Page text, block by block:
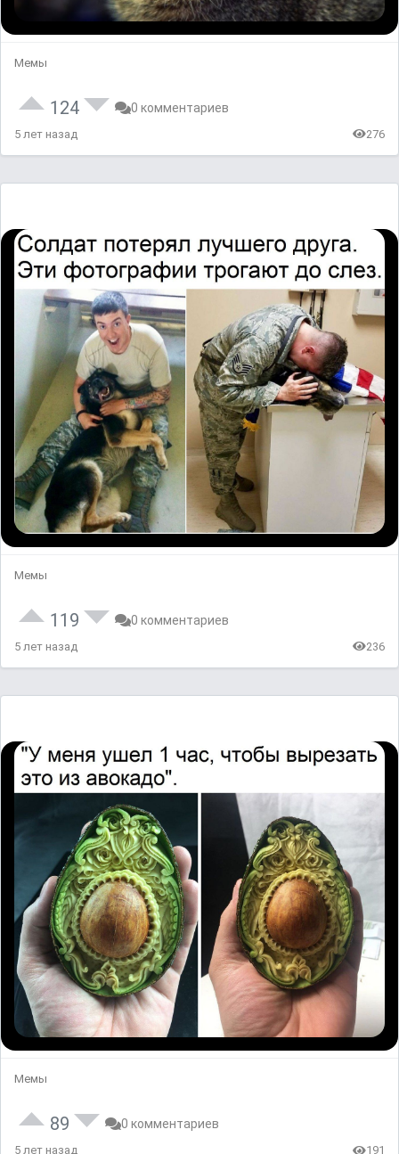
Мемы
124 0 комментариев
5 лет назад 276
Мемы
119 0 комментариев
5 лет назад 236
Мемы
89 0 комментариев
5 лет назад 191